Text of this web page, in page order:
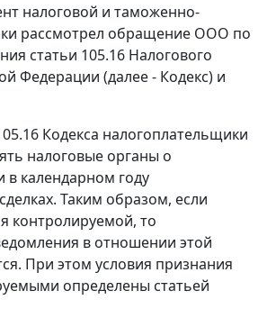
налоговой и таможенно-
рассмотрел обращение ООО по
статьи 105.16 Налогового
Федерации (далее - Кодекс) и
Кодекса налогоплательщики
налоговые органы о
календарном году
Таким образом, если
контролируемой, то
в отношении этой
При этом условия признания
определены статьей